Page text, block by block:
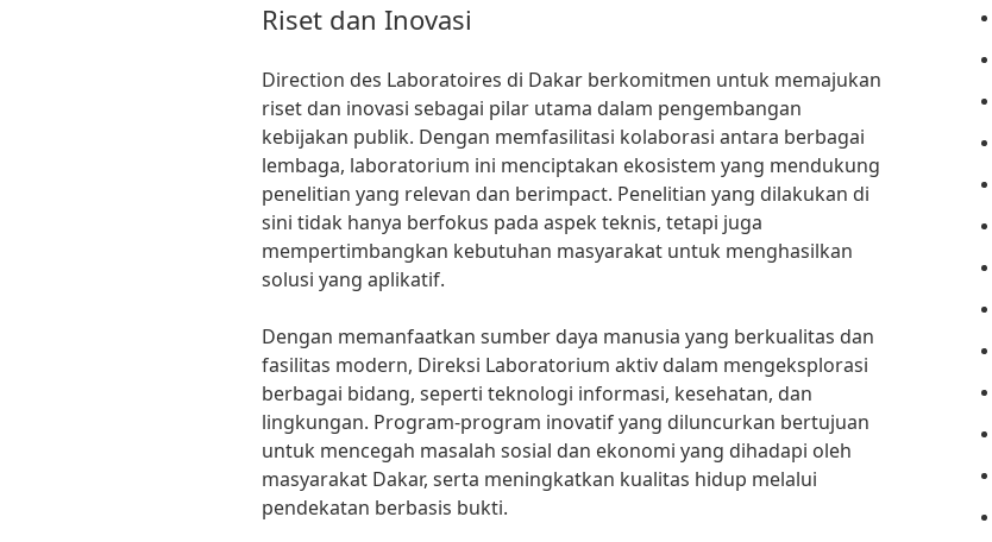
Riset dan Inovasi
Direction des Laboratoires di Dakar berkomitmen untuk memajukan
riset dan inovasi sebagai pilar utama dalam pengembangan
kebijakan publik. Dengan memfasilitasi kolaborasi antara berbagai
lembaga, laboratorium ini menciptakan ekosistem yang mendukung
penelitian yang relevan dan berimpact. Penelitian yang dilakukan di
sini tidak hanya berfokus pada aspek teknis, tetapi juga
mempertimbangkan kebutuhan masyarakat untuk menghasilkan
solusi yang aplikatif.
Dengan memanfaatkan sumber daya manusia yang berkualitas dan
fasilitas modern, Direksi Laboratorium aktiv dalam mengeksplorasi
berbagai bidang, seperti teknologi informasi, kesehatan, dan
lingkungan. Program-program inovatif yang diluncurkan bertujuan
untuk mencegah masalah sosial dan ekonomi yang dihadapi oleh
masyarakat Dakar, serta meningkatkan kualitas hidup melalui
pendekatan berbasis bukti.